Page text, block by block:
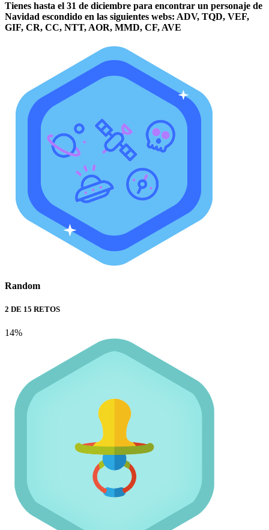
Tienes hasta el 31 de diciembre para encontrar un personaje de
Navidad escondido en las siguientes webs: ADV, TQD, VEF,
GIF, CR, CC, NTT, AOR, MMD, CF, AVE
Random
2 DE 15 RETOS
14%